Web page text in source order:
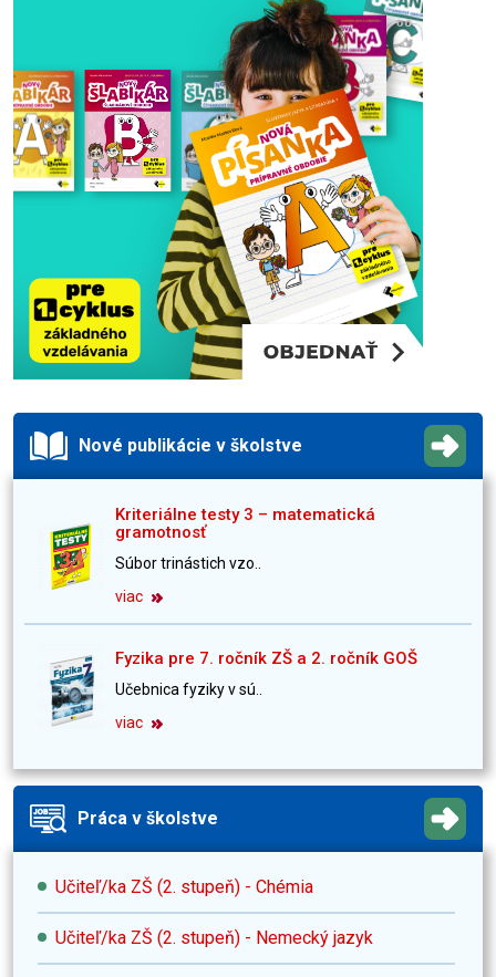
Nové publikácie v školstve
Kriteriálne testy 3 – matematická
gramotnosť
Súbor trinástich vzo..
viac
Fyzika pre 7. ročník ZŠ a 2. ročník GOŠ
Učebnica fyziky v sú..
viac
Práca v školstve
Učiteľ/ka ZŠ (2. stupeň) - Chémia
Učiteľ/ka ZŠ (2. stupeň) - Nemecký jazyk